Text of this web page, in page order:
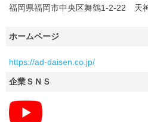
福岡県福岡市中央区舞鶴1-2-22 天
ホームページ
https://ad-daisen.co.jp/
企業ＳＮＳ